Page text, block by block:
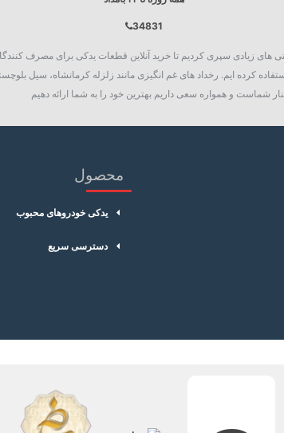
34831
نمود، چالش ها و سختی های زیادی سپری کردیم تا خرید آنلاین قطعات یدکی
کرده ایم. رخداد های غم انگیزی مانند زلزله کرمانشاه، سیل
شماست و همواره سعی داریم بهترین خود را به شما ارائه دهیم
محصول
یدکی خودروهای محبوب
دسترسی سریع